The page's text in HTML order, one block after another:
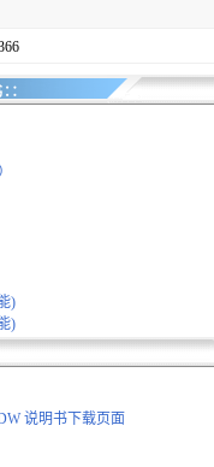
∷
)
)
说明书下载页面